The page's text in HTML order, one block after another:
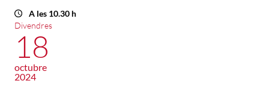
A les 10.30 h
Divendres
18
octubre
2024